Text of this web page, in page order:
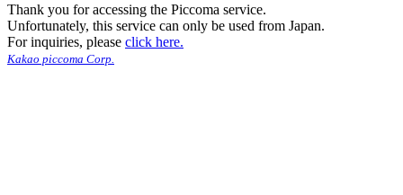
Thank you for accessing the Piccoma service.
Unfortunately, this service can only be used from Japan.
For inquiries, please click here.
Kakao piccoma Corp.